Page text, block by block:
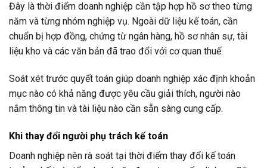
Đây là thời điểm doanh nghiệp cần tập hợp hồ sơ theo từng
năm và từng nhóm nghiệp vụ. Ngoài dữ liệu kế toán, cần
chuẩn bị hợp đồng, chứng từ ngân hàng, hồ sơ nhân sự, tài
liệu kho và các văn bản đã trao đổi với cơ quan thuế.
Soát xét trước quyết toán giúp doanh nghiệp xác định khoản
mục nào có khả năng được yêu cầu giải thích, người nào
nắm thông tin và tài liệu nào cần sẵn sàng cung cấp.
Khi thay đổi người phụ trách kế toán
Doanh nghiệp nên rà soát tại thời điểm thay đổi kế toán